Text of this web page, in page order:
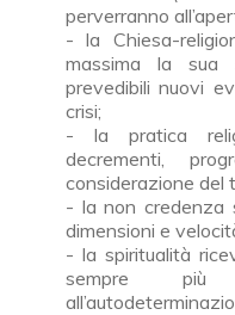
perverranno
- la Chiesa-
massima la sua
prevedibili nuovi
crisi;
- la pratica
decrementi,
considerazione del
- la non credenza
dimensioni e
- la spiritualità
sempre più